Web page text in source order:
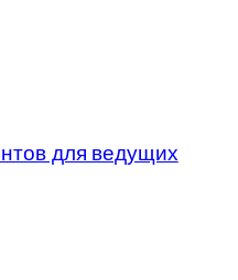
для ведущих